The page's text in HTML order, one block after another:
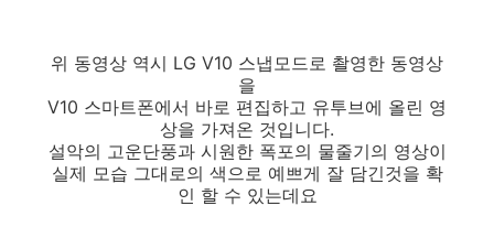
위 동영상 역시 LG V10 스냅모드로 촬영한 동영상
을
V10 스마트폰에서 바로 편집하고 유투브에 올린 영
상을 가져온 것입니다.
설악의 고운단풍과 시원한 폭포의 물줄기의 영상이
실제 모습 그대로의 색으로 예쁘게 잘 담긴것을 확
인 할 수 있는데요